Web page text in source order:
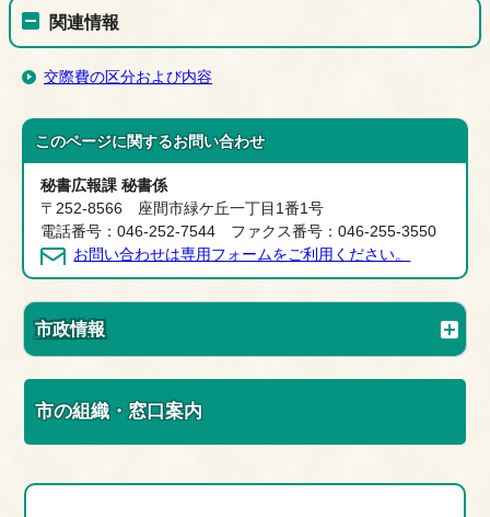
関連情報
交際費の区分および内容
このページに関するお問い合わせ
秘書広報課 秘書係
〒252-8566 座間市緑ケ丘一丁目1番1号
電話番号：046-252-7544 ファクス番号：046-255-3550
お問い合わせは専用フォームをご利用ください。
市政情報
市の組織・窓口案内